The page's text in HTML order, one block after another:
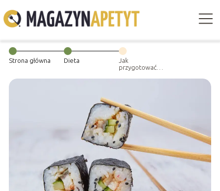
Strona główna Dieta
Jak
przygotować